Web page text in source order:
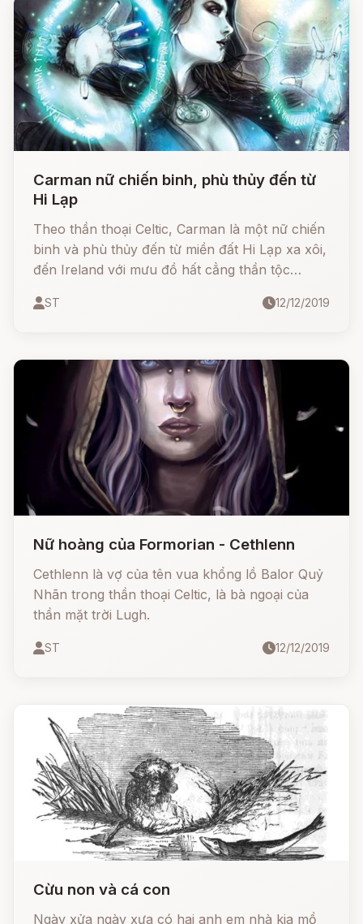
Carman nữ chiến binh, phù thủy đến từ
Hi Lạp
Theo thần thoại Celtic, Carman là một nữ chiến
binh và phù thủy đến từ miền đất Hi Lạp xa xôi,
đến Ireland với mưu đồ hất cẳng thần tộc
ST 12/12/2019
Nữ hoàng của Formorian - Cethlenn
Cethlenn là vợ của tên vua khổng lồ Balor Quỷ
Nhãn trong thần thoại Celtic, là bà ngoại của
thần mặt trời Lugh.
ST 12/12/2019
Cừu non và cá con
Ngày xửa ngày xưa có hai anh em nhà kia mồ